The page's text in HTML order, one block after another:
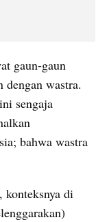
gaun-gaun
wastra.
sengaja
bahwa wastra
konteksnya di